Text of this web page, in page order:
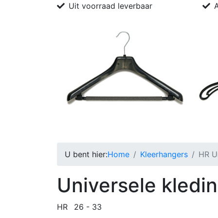
Uit voorraad leverbaar
U bent hier:Home Kleerhangers HR
Universele
HR 26 - 33